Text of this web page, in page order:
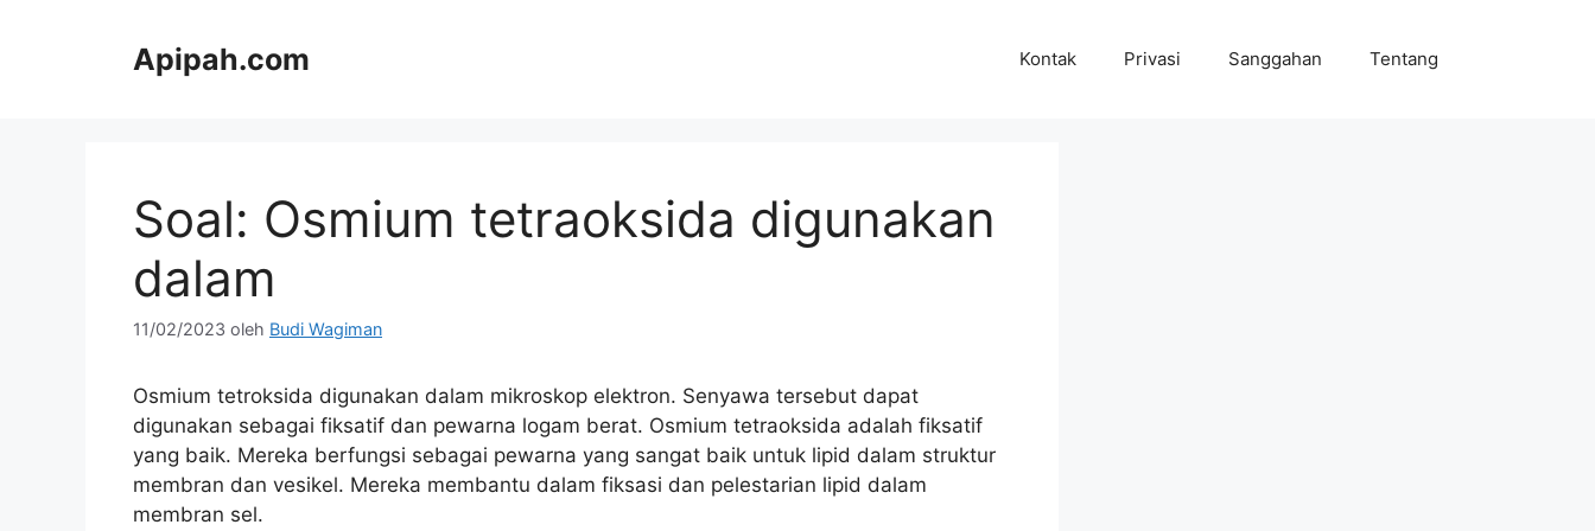
Apipah.com Kontak Privasi Sanggahan Tentang
Soal: Osmium tetraoksida digunakan
dalam
11/02/2023 oleh Budi Wagiman
Osmium tetroksida digunakan dalam mikroskop elektron. Senyawa tersebut dapat
digunakan sebagai fiksatif dan pewarna logam berat. Osmium tetraoksida adalah fiksatif
yang baik. Mereka berfungsi sebagai pewarna yang sangat baik untuk lipid dalam struktur
membran dan vesikel. Mereka membantu dalam fiksasi dan pelestarian lipid dalam
membran sel.